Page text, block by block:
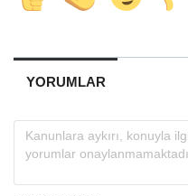
YORUMLAR